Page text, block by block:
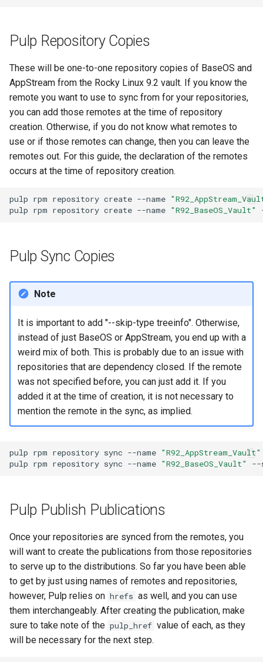
Pulp Repository Copies
These will be one-to-one repository copies of BaseOS and
AppStream from the Rocky Linux 9.2 vault. If you know the
remote you want to use to sync from for your repositories,
you can add those remotes at the time of repository
creation. Otherwise, if you do not know what remotes to
use or if those remotes can change, then you can leave the
remotes out. For this guide, the declaration of the remotes
occurs at the time of repository creation.
pulp rpm repository create --name
pulp rpm repository create --name "R92_BaseOS_Vault"
Pulp Sync Copies
Note
It is important to add "--skip-type treeinfo". Otherwise,
instead of just BaseOS or AppStream, you end up with a
weird mix of both. This is probably due to an issue with
repositories that are dependency closed. If the remote
was not specified before, you can just add it. If you
added it at the time of creation, it is not necessary to
mention the remote in the sync, as implied.
pulp rpm repository sync --name "R92_AppStream_Vault"
pulp rpm repository sync --name "R92_BaseOS_Vault" --
Pulp Publish Publications
Once your repositories are synced from the remotes, you
will want to create the publications from those repositories
to serve up to the distributions. So far you have been able
to get by just using names of remotes and repositories,
however, Pulp relies on hrefs as well, and you can use
them interchangeably. After creating the publication, make
sure to take note of the pulp_href value of each, as they
will be necessary for the next step.